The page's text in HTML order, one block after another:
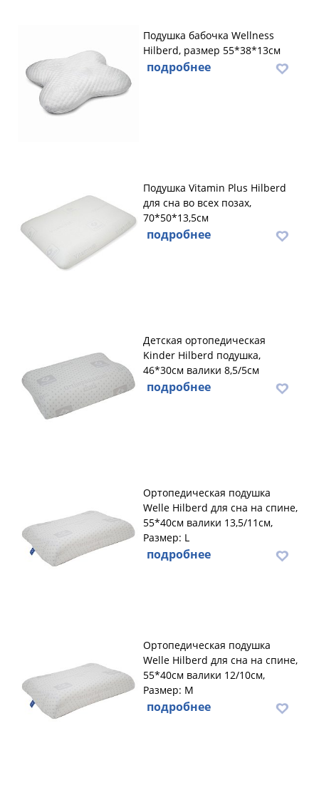
Подушка бабочка Wellness
Hilberd, размер 55*38*13см
подробнее
Подушка Vitamin Plus Hilberd
для сна во всех позах,
70*50*13,5см
подробнее
Детская ортопедическая
Kinder Hilberd подушка,
46*30см валики 8,5/5см
подробнее
Ортопедическая подушка
Welle Hilberd для сна на спине,
55*40см валики 13,5/11см,
Размер: L
подробнее
Ортопедическая подушка
Welle Hilberd для сна на спине,
55*40см валики 12/10см,
Размер: М
подробнее